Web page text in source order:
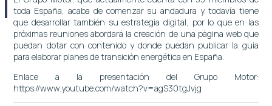
toda España, acaba de comenzar su andadura y todavía tiene
que desarrollar también su estrategia digital, por lo que en las
próximas reuniones abordará la creación de una página web que
puedan dotar con contenido y donde puedan publicar la guía
para elaborar planes de transición energética en España.
Enlace a la presentación del Grupo Motor:
https://www.youtube.com/watch?v=agS30tgJvjg